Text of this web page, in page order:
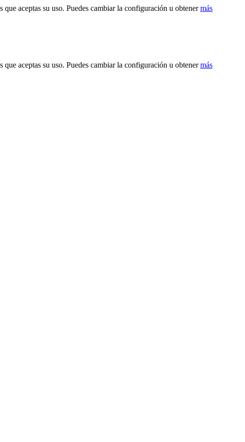
aceptas su uso. Puedes cambiar la configuración u obtenermás
aceptas su uso. Puedes cambiar la configuración u obtenermás